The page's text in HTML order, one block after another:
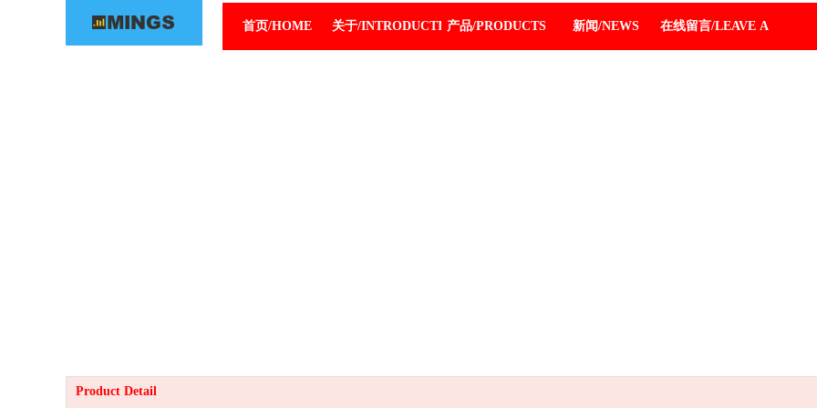
首页/HOME 关于/INTRODUCTION产品/PRODUCTS 新闻/NEWS 在线留言/LEAVE A
Product Detail